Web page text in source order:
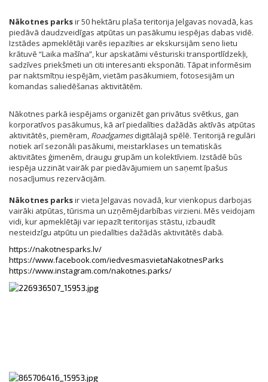
Nākotnes parksir 50 hektāru plaša teritorija Jelgavas novadā, kas
piedāvā daudzveidīgas atpūtas un pasākumu iespējas dabas vidē.
Izstādes apmeklētāji varēs iepazīties ar ekskursijām seno lietu
krātuvē “Laika mašīna”, kur apskatāmi vēsturiski transportlīdzekļi,
sadzīves priekšmeti un citi interesanti eksponāti. Tāpat informēsim
par naktsmītņu iespējām, vietām pasākumiem, fotosesijām un
komandas saliedēšanas aktivitātēm.
Nākotnes parkā iespējams organizēt gan privātus svētkus, gan
korporatīvos pasākumus, kā arī piedalīties dažādās aktīvās atpūtas
aktivitātēs, piemēram, Roadgamesdigitālajā spēlē. Teritorijā regulāri
notiek arī sezonāli pasākumi, meistarklases un tematiskās
aktivitātes ģimenēm, draugu grupām un kolektīviem. Izstādē būs
iespēja uzzināt vairāk par piedāvājumiem un saņemt īpašus
nosacījumus rezervācijām.
Nākotnes parksir vieta Jelgavas novadā, kur vienkopus darbojas
vairāki atpūtas, tūrisma un uzņēmējdarbības virzieni. Mēs veidojam
vidi, kur apmeklētāji var iepazīt teritorijas stāstu, izbaudīt
nesteidzīgu atpūtu un piedalīties dažādās aktivitātēs dabā.
https://nakotnesparks.lv/
https://www.facebook.com/iedvesmasvietaNakotnesParks
https://www.instagram.com/nakotnes.parks/